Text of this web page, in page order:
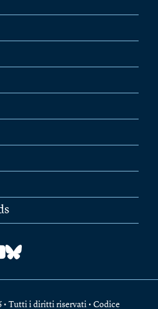
• Tutti i diritti riservati • Codice